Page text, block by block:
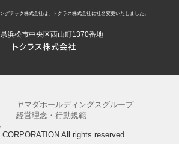
グテック株式会社は、トクラス株式会社に社名変更いたしました。
浜松市中央区西山町1370番地
ヤマダホールディングスグループ
経営理念・行動規範
All rights reserved.